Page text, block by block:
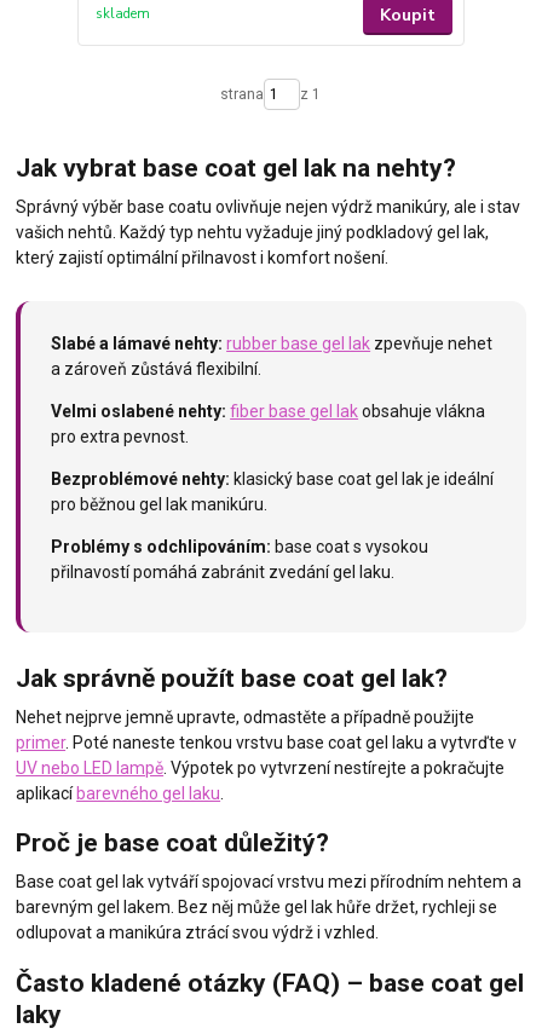
skladem Koupit
strana z 1
Jak vybrat base coat gel lak na nehty?
Správný výběr base coatu ovlivňuje nejen výdrž manikúry, ale i stav
vašich nehtů. Každý typ nehtu vyžaduje jiný podkladový gel lak,
který zajistí optimální přilnavost i komfort nošení.
Slabé a lámavé nehty:rubber base gel lak zpevňuje nehet
a zároveň zůstává flexibilní.
Velmi oslabené nehty:fiber base gel lakobsahuje vlákna
pro extra pevnost.
Bezproblémové nehty: klasický base coat gel lak je ideální
pro běžnou gel lak manikúru.
Problémy s odchlipováním: base coat s vysokou
přilnavostí pomáhá zabránit zvedání gel laku.
Jak správně použít base coat gel lak?
Nehet nejprve jemně upravte, odmastěte a případně použijte
primer. Poté naneste tenkou vrstvu base coat gel laku a vytvrďte v
UV nebo LED lampě . Výpotek po vytvrzení nestírejte a pokračujte
aplikací barevného gel laku
Proč je base coat důležitý?
Base coat gel lak vytváří spojovací vrstvu mezi přírodním nehtem a
barevným gel lakem. Bez něj může gel lak hůře držet, rychleji se
odlupovat a manikúra ztrácí svou výdrž i vzhled.
Často kladené otázky (FAQ) – base coat gel
laky